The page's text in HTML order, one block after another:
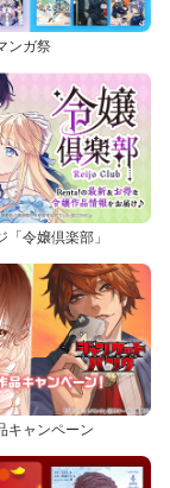
ンガ祭
令嬢倶楽部」
キャンペーン